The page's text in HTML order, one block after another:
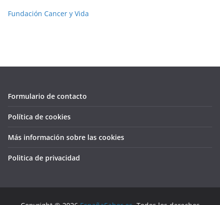
Fundación Cancer y Vida
Formulario de contacto
Política de cookies
Más información sobre las cookies
Politica de privacidad